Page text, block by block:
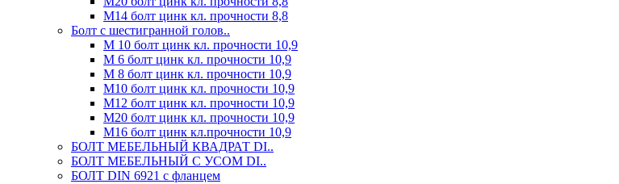
М14 болт цинк кл. прочности 8,8
Болт с шестигранной голов..
М 10 болт цинк кл. прочности 10,9
М 6 болт цинк кл. прочности 10,9
М 8 болт цинк кл. прочности 10,9
М10 болт цинк кл. прочности 10,9
М12 болт цинк кл. прочности 10,9
М20 болт цинк кл. прочности 10,9
М16 болт цинк кл.прочности 10,9
БОЛТ МЕБЕЛЬНЫЙ КВАДРАТ DI..
БОЛТ МЕБЕЛЬНЫЙ С УСОМ DI..
БОЛТ DIN 6921 c фланцем